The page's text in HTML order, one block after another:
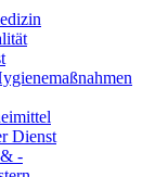
Dienst
-